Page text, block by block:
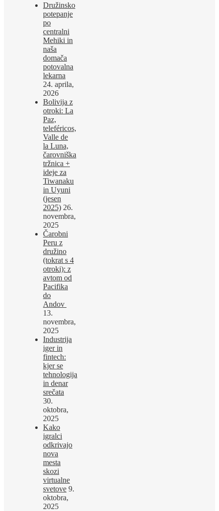
Družinsko
potepanje
po
centralni
Mehiki in
naša
domača
potovalna
lekarna
24. aprila,
2026
Bolivija z
otroki: La
Paz,
teleféricos,
Valle de
la Luna,
čarovniška
tržnica +
ideje za
Tiwanaku
in Uyuni
(jesen
2025) 26.
novembra,
2025
Čarobni
Peru z
družino
(tokrat s 4
otroki): z
avtom od
Pacifika
do
Andov
13.
novembra,
2025
Industrija
iger in
fintech:
kjer se
tehnologija
in denar
srečata
30.
oktobra,
2025
Kako
igralci
odkrivajo
nova
mesta
skozi
virtualne
svetove 9.
oktobra,
2025